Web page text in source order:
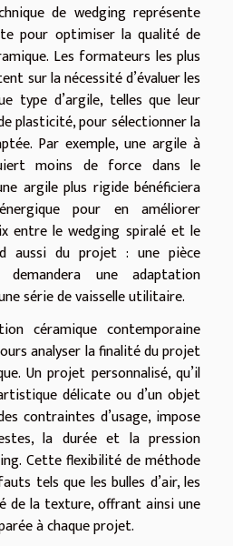
de wedging représente
pour optimiser la qualité de
Les formateurs les plus
sur la nécessité d’évaluer les
type d’argile, telles que leur
plasticité, pour sélectionner la
Par exemple, une argile à
moins de force dans le
argile plus rigide bénéficiera
pour en améliorer
entre le wedging spiralé et le
aussi du projet : une pièce
demandera une adaptation
série de vaisselle utilitaire.
céramique contemporaine
analyser la finalité du projet
Un projet personnalisé, qu’il
délicate ou d’un objet
contraintes d’usage, impose
la durée et la pression
Cette flexibilité de méthode
tels que les bulles d’air, les
de la texture, offrant ainsi une
à chaque projet.